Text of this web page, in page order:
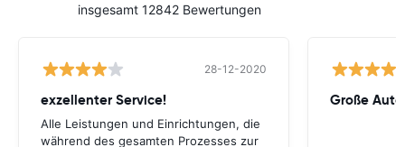
insgesamt 12842 Bewertungen
28-12-2020
exzellenter Service!
Alle Leistungen und Einrichtungen, die
während des gesamten Prozesses zur
Große